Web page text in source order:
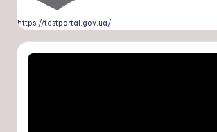
https://testportal.gov.ua/